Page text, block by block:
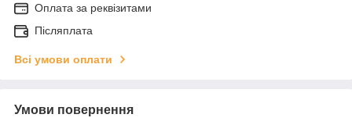
Оплата за реквізитами
Післяплата
Всі умови оплати
Умови повернення